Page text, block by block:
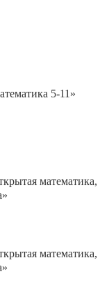
5-11»
математика,
математика,